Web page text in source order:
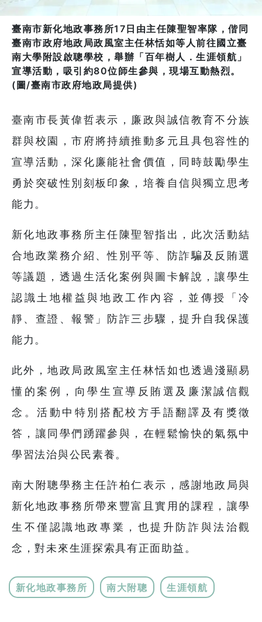
臺南市新化地政事務所17日由主任陳聖智率隊，偕同
臺南市政府地政局政風室主任林恬如等人前往國立臺
南大學附設啟聰學校，舉辦「百年樹人．生涯領航」
宣導活動，吸引約80位師生參與，現場互動熱烈。
(圖/臺南市政府地政局提供)
臺南市長黃偉哲表示，廉政與誠信教育不分族
群與校園，市府將持續推動多元且具包容性的
宣導活動，深化廉能社會價值，同時鼓勵學生
勇於突破性別刻板印象，培養自信與獨立思考
能力。
新化地政事務所主任陳聖智指出，此次活動結
合地政業務介紹、性別平等、防詐騙及反賄選
等議題，透過生活化案例與圖卡解說，讓學生
認識土地權益與地政工作內容，並傳授「冷
靜、查證、報警」防詐三步驟，提升自我保護
能力。
此外，地政局政風室主任林恬如也透過淺顯易
懂的案例，向學生宣導反賄選及廉潔誠信觀
念。活動中特別搭配校方手語翻譯及有獎徵
答，讓同學們踴躍參與，在輕鬆愉快的氣氛中
學習法治與公民素養。
南大附聰學務主任許柏仁表示，感謝地政局與
新化地政事務所帶來豐富且實用的課程，讓學
生不僅認識地政專業，也提升防詐與法治觀
念，對未來生涯探索具有正面助益。
新化地政事務所 南大附聰 生涯領航